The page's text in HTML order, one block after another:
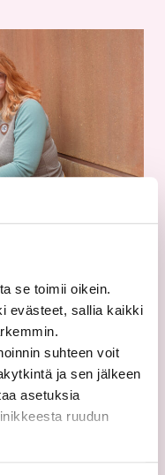
se toimii oikein.
evästeet, sallia kaikki
suhteen voit
ja sen jälkeen
asetuksia
ruudun